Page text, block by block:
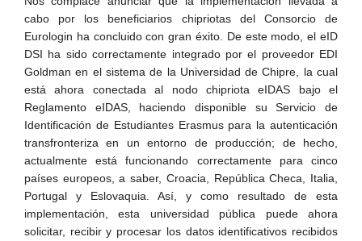
cabo por los beneficiarios chipriotas del Consorcio de
Eurologin ha concluido con gran éxito. De este modo, el eID
DSI ha sido correctamente integrado por el proveedor EDI
Goldman en el sistema de la Universidad de Chipre, la cual
está ahora conectada al nodo chipriota eIDAS bajo el
Reglamento eIDAS, haciendo disponible su Servicio de
Identificación de Estudiantes Erasmus para la autenticación
transfronteriza en un entorno de producción; de hecho,
actualmente está funcionando correctamente para cinco
países europeos, a saber, Croacia, República Checa, Italia,
Portugal y Eslovaquia. Así, y como resultado de esta
implementación, esta universidad pública puede ahora
solicitar, recibir y procesar los datos identificativos recibidos